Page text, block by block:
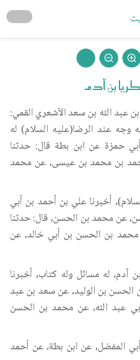
عبد الله بن سعد الأشعري القمي:
وجه عند الرضا(عليه السلام) له
حمزة عن ابن بطة قال: حدثنا
بن محمد بن عيسى، عن محمد
أخبرنا علي بن أحمد بن أبي
عن محمد بن الحسن، قال: حدثنا
بن الحسن بن أبي خالد، عن
«زكريا بن آدم، له مسائل وله كتاب، أخبرنا
بن الوليد، عن سعد بن عبد
عبد الله، عن محمد بن الحسن
المفضل، عن ابن بطة، عن أحمد